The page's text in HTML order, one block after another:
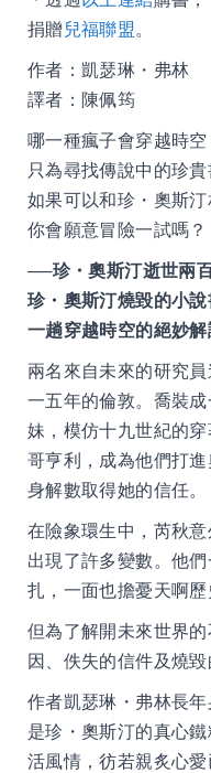
捐贈兒福聯盟 。
作者：凱瑟琳・弗林
譯者：陳佩筠
哪一種瘋子會穿越時空
只為尋找傳說中的珍
如果可以和珍・奧斯汀
你會願意冒險一試嗎？
──珍・奧斯汀逝世兩
珍・奧斯汀燒毀的小
一趟穿越時空的絕妙解
兩名來自未來的研究
一五年的倫敦。喬裝
妹，模仿十九世紀的
哥亨利，成為他們打
身解數取得她的信任。
在險象環生中，芮秋
出現了許多變數。他
扎，一面也擔憂天啊
但為了解開未來世界
因、佚失的信件及燒
作者凱瑟琳・弗林長
是珍・奧斯汀的真心
活風情，彷若親炙心